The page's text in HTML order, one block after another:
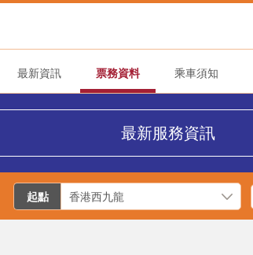
最新資訊 票務資料 乘車須知
最新服務資訊
起點